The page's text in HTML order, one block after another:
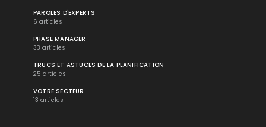
PAROLES D'EXPERTS
6 articles
PHASE MANAGER
33 articles
TRUCS ET ASTUCES DE LA PLANIFICATION
25 articles
VOTRE SECTEUR
13 articles